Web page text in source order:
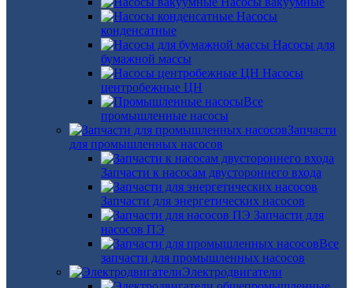
Насосы
конденсатные
Насосы для
бумажной массы
Насосы
центробежные ЦН
Все
промышленные насосы
Запчасти
для промышленных насосов
Запчасти к насосам двустороннего входа
Запчасти для энергетических насосов
Запчасти для
насосов ПЭ
Все
запчасти для промышленных насосов
Электродвигатели